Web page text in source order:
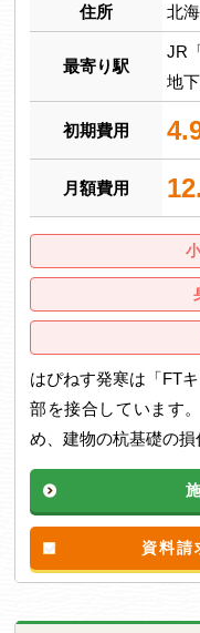
住所 北
最寄り駅
JR
地
初期費用
月額費用
はぴねす発寒は「FT
部を接合しています
め、建物の杭基礎の
資料請